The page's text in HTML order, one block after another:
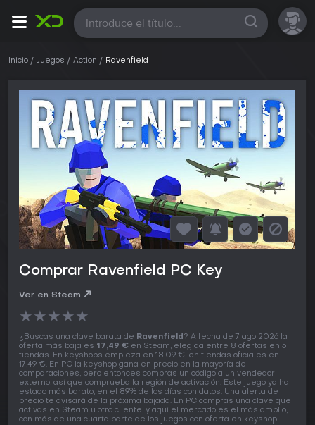
Todas
Inicio Juegos Action Ravenfield
Comprar Ravenfield PC Key
Ver en Steam
★★★★★
¿Buscas una clave barata de Ravenfield? A fecha de 7 ago 2026 la
oferta más baja es 17,49 € en Steam, elegida entre 8 ofertas en 5
tiendas. En keyshops empieza en 18,09 €, en tiendas oficiales en
17,49 €. En PC la keyshop gana en precio en la mayoría de
comparaciones, pero entonces compras un código a un vendedor
externo, así que comprueba la región de activación. Este juego ya ha
estado más barato, en el 89% de los días con datos. Una alerta de
precio te avisará de la próxima bajada. En PC compras una clave que
activas en Steam u otro cliente, y aquí el mercado es el más amplio,
con más de una cuarta parte de los juegos con oferta en keyshop.